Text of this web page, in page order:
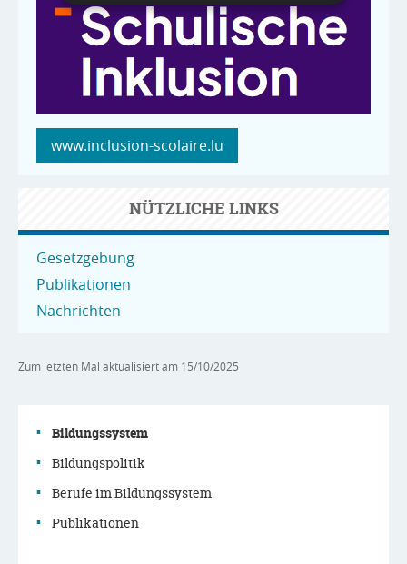
www.inclusion-scolaire.lu
NÜTZLICHE LINKS
Gesetzgebung
Publikationen
Nachrichten
Zum letzten Mal aktualisiert am 15/10/2025
Navigationsmenü
Bildungssystem
Bildungspolitik
Berufe im Bildungssystem
Publikationen